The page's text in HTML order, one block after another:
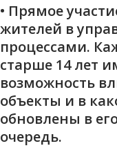
• Прямое
жителей в
процессами.
старше 14 лет
возможность
объекты и в
обновлены в
очередь.